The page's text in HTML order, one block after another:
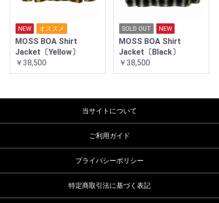
NEW オススメ
MOSS BOA Shirt
Jacket〔Yellow〕
￥38,500
SOLD OUT NEW
MOSS BOA Shirt
Jacket〔Black〕
￥38,500
当サイトについて
ご利用ガイド
プライバシーポリシー
特定商取引法に基づく表記